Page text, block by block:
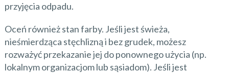
przyjęcia odpadu.
Oceń również stan farby. Jeśli jest świeża,
nieśmierdząca stęchlizną i bez grudek, możesz
rozważyć przekazanie jej do ponownego użycia (np.
lokalnym organizacjom lub sąsiadom). Jeśli jest